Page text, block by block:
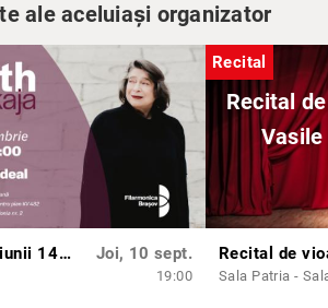
ale aceluiași organizator
Avanpremiera stagiunii 149: Concert simfonic cu Cristian Mandeal și Elisabeth Leonskaja Joi, 10 sept.
19:00
Recital
Recital
Vasile